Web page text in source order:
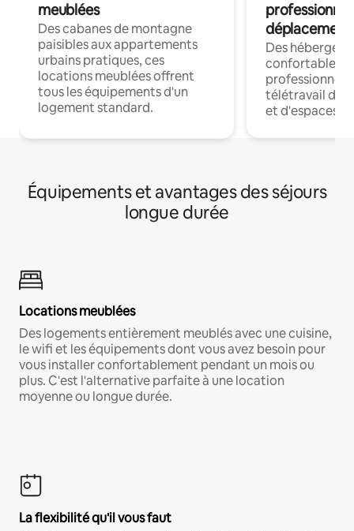
meublées
Des cabanes de montagne
paisibles aux appartements
urbains pratiques, ces
locations meublées offrent
tous les équipements d'un
logement standard.
déplacement
Des
confortables
professionnels
télétravail
et d'espaces
Équipements et avantages des séjours
longue durée
Locations meublées
Des logements entièrement meublés avec une cuisine,
le wifi et les équipements dont vous avez besoin pour
vous installer confortablement pendant un mois ou
plus. C'est l'alternative parfaite à une location
moyenne ou longue durée.
La flexibilité qu'il vous faut